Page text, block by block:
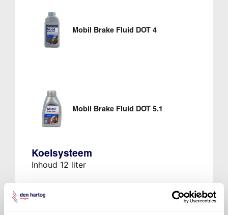
Mobil Brake Fluid DOT 4
Mobil Brake Fluid DOT 5.1
Koelsysteem
Inhoud 12 liter